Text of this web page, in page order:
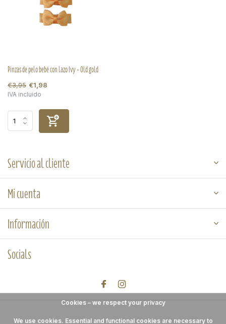
Pinzas de pelo bebé con lazo Ivy - Old gold
€3,95 €1,98
IVA incluido
Servicio al cliente
Mi cuenta
Información
Socials
Cookies – we respect your privacy
We use cookies. Essential and functional cookies are necessary to